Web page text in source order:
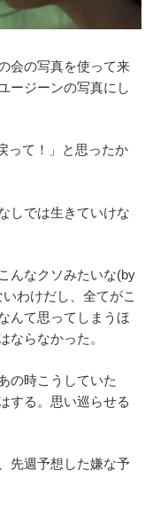
会の写真を使って来
ージーンの写真にし
って！」と思ったか
しでは生きていけな
んなクソみたいな(by
わけだし、全てがこ
んて思ってしまうほ
ならなかった。
の時こうしていた
する。思い巡らせる
先週予想した嫌な予